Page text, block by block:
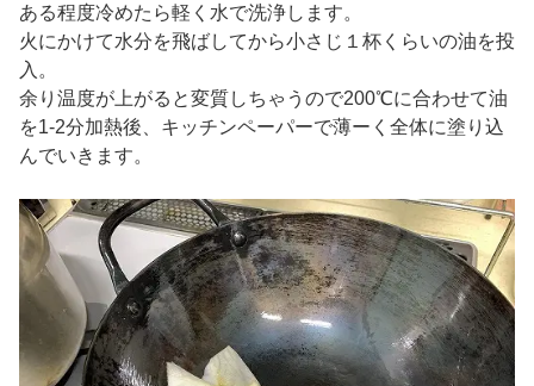
ある程度冷めたら軽く水で洗浄します。
火にかけて水分を飛ばしてから小さじ１杯くらいの油を投
入。
余り温度が上がると変質しちゃうので200℃に合わせて油
を1-2分加熱後、キッチンペーパーで薄ーく全体に塗り込
んでいきます。